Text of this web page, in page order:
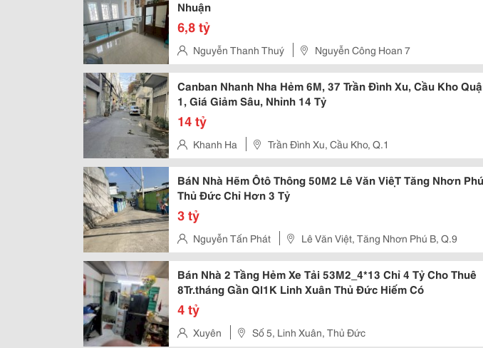
Nhuận
6,8 tỷ
Nguyễn Thanh Thuý Nguyễn Công Hoan 7
Canban Nhanh Nha Hẻm 6M, 37 Trần Đình Xu, Cầu Kho
1, Giá Giảm Sâu, Nhỉnh 14 Tỷ
14 tỷ
Khanh Ha Trần Đình Xu, Cầu Kho, Q.1
BáN Nhà Hẽm Ôtô Thông 50M2 Lê Văn ViệT Tăng Nhơn
Thủ Đức Chỉ Hơn 3 Tỷ
3 tỷ
Nguyễn Tấn Phát Lê Văn Việt, Tăng Nhơn Phú B, Q.9
Bán Nhà 2 Tầng Hẻm Xe Tải 53M2_4*13 Chỉ 4 Tỷ Cho Thuê
8Tr.tháng Gần Ql1K Linh Xuân Thủ Đức Hiếm Có
4 tỷ
Xuyên Số 5, Linh Xuân, Thủ Đức